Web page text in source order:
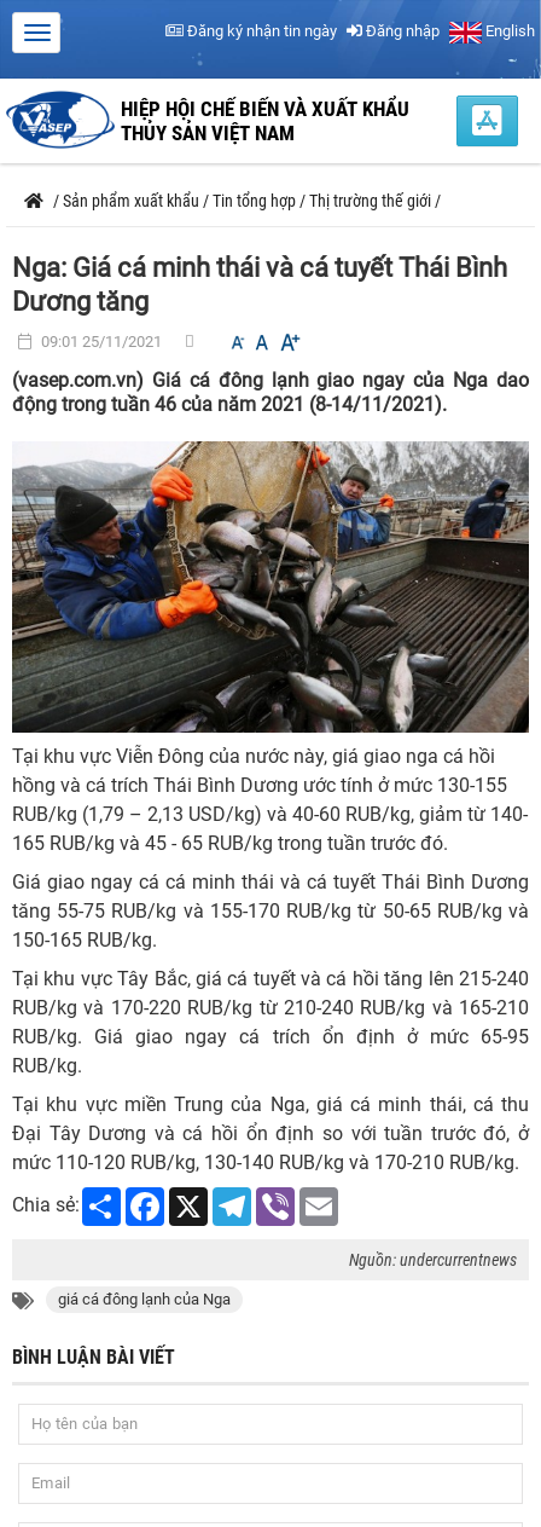
Đăng ký nhận tin ngày Đăng nhập English
HIỆP HỘI CHẾ BIẾN VÀ XUẤT KHẨU
THỦY SẢN VIỆT NAM
/Sản phẩm xuất khẩu /Tin tổng hợp /Thị trường thế giới /
Nga: Giá cá minh thái và cá tuyết Thái Bình
Dương tăng
09:01 25/11/2021
(vasep.com.vn) Giá cá đông lạnh giao ngay của Nga dao
động trong tuần 46 của năm 2021 (8-14/11/2021).
Tại khu vực Viễn Đông của nước này, giá giao nga cá hồi
hồng và cá trích Thái Bình Dương ước tính ở mức 130-155
RUB/kg (1,79 – 2,13 USD/kg) và 40-60 RUB/kg, giảm từ 140-
165 RUB/kg và 45 - 65 RUB/kg trong tuần trước đó.
Giá giao ngay cá cá minh thái và cá tuyết Thái Bình Dương
tăng 55-75 RUB/kg và 155-170 RUB/kg từ 50-65 RUB/kg và
150-165 RUB/kg.
Tại khu vực Tây Bắc, giá cá tuyết và cá hồi tăng lên 215-240
RUB/kg và 170-220 RUB/kg từ 210-240 RUB/kg và 165-210
RUB/kg. Giá giao ngay cá trích ổn định ở mức 65-95
RUB/kg.
Tại khu vực miền Trung của Nga, giá cá minh thái, cá thu
Đại Tây Dương và cá hồi ổn định so với tuần trước đó, ở
mức 110-120 RUB/kg, 130-140 RUB/kg và 170-210 RUB/kg.
Chia sẻ:
Share Facebook
X Telegram
Viber
Nguồn: undercurrentnews
giá cá đông lạnh của Nga
BÌNH LUẬN BÀI VIẾT